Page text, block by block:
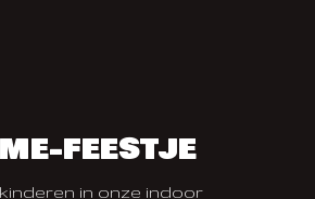
feestje
in onze indoor